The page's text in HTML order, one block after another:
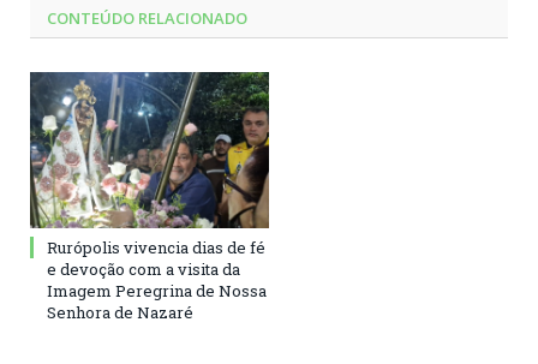
CONTEÚDO RELACIONADO
Rurópolis vivencia dias de fé
e devoção com a visita da
Imagem Peregrina de Nossa
Senhora de Nazaré